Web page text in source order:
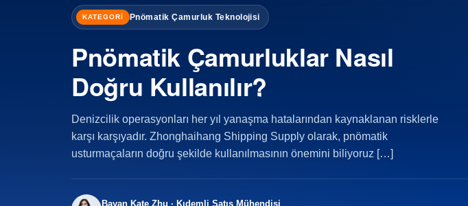
KATEGORI Pnömatik Çamurluk Teknolojisi
Pnömatik Çamurluklar Nasıl
Doğru Kullanılır?
Denizcilik operasyonları her yıl yanaşma hatalarından kaynaklanan risklerle
karşı karşıyadır. Zhonghaihang Shipping Supply olarak, pnömatik
usturmaçaların doğru şekilde kullanılmasının önemini biliyoruz […]
Bayan Kate Zhu · Kıdemli Satış Mühendisi